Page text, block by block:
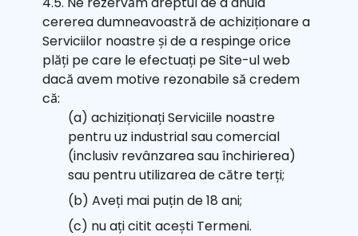
cererea dumneavoastră de achiziționare a
Serviciilor noastre și de a respinge orice
plăți pe care le efectuați pe Site-ul web
dacă avem motive rezonabile să credem
că:
(a) achiziționați Serviciile noastre
pentru uz industrial sau comercial
(inclusiv revânzarea sau închirierea)
sau pentru utilizarea de către terți;
(b) Aveți mai puțin de 18 ani;
(c) nu ați citit acești Termeni.